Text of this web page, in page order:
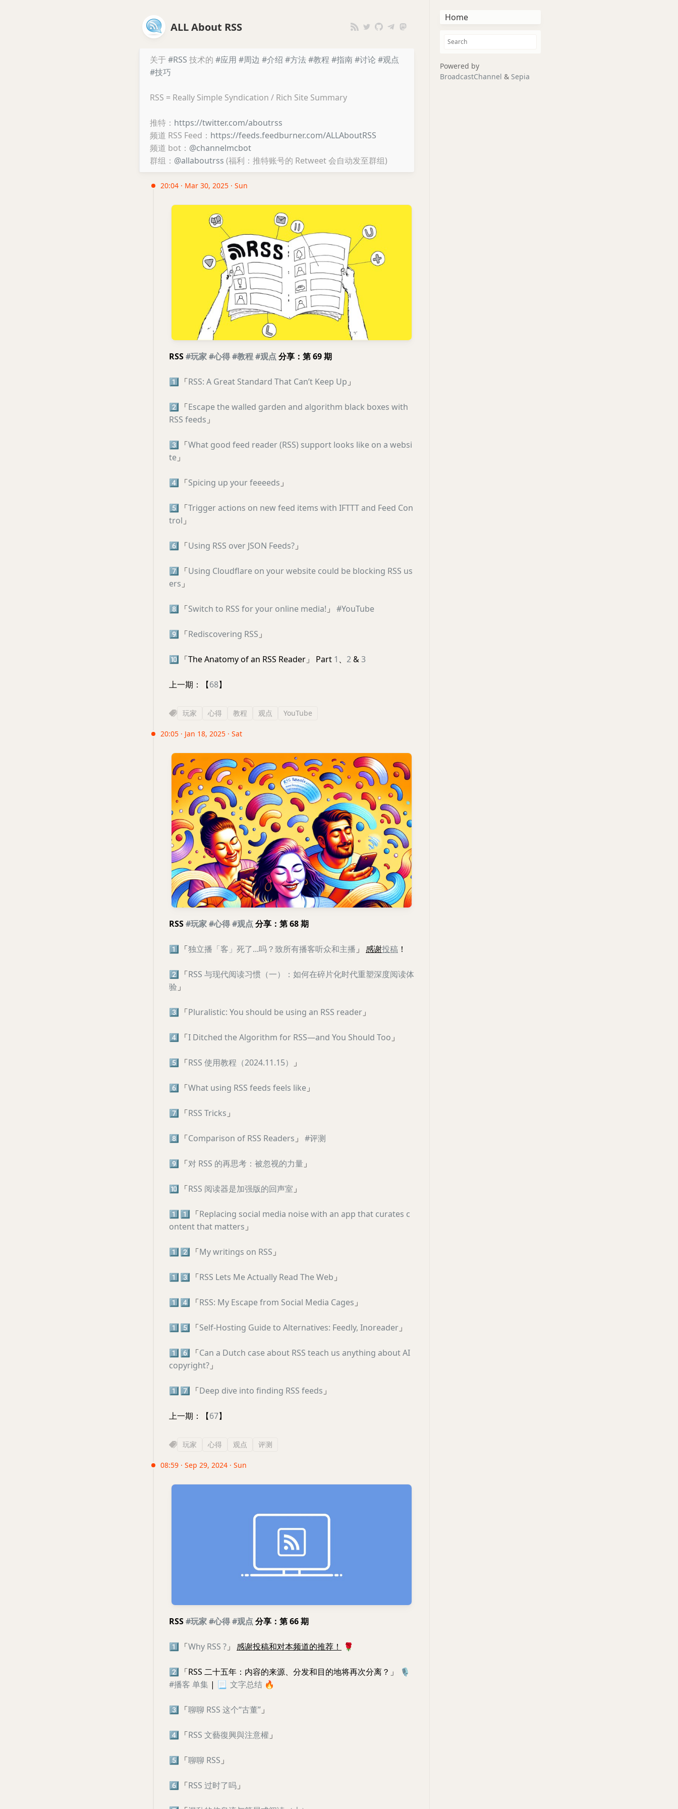
ALL About RSS
关于 #RSS 技术的 #应用 #周边 #介绍 #方法#教程 #指南#讨论 #观点
#技巧
RSS = Really Simple Syndication / Rich Site Summary
推特： https://twitter.com/aboutrss
频道 RSS Feed： https://feeds.feedburner.com/ALLAboutRSS
频道 bot： @channelmcbot
群组： @allaboutrss (福利：推特账号的 Retweet 会自动发至群组)
20:04 · Mar 30, 2025 · Sun
RSS#玩家#心得#教程#观点 分享：第 69 期
1️⃣ 「RSS: A Great Standard That Can’t Keep Up 」
2️⃣ 「Escape the walled garden and algorithm black boxes with
RSS feeds 」
3️⃣ 「What good feed reader (RSS) support looks like on a websi
te 」
4️⃣ 「Spicing up your feeeeds 」
5️⃣ 「Trigger actions on new feed items with IFTTT and Feed Con
trol 」
6️⃣ 「Using RSS over JSON Feeds? 」
7️⃣ 「Using Cloudflare on your website could be blocking RSS us
ers 」
8️⃣ 「Switch to RSS for your online media! 」 #YouTube
9️⃣ 「Rediscovering RSS 」
🔟 「The Anatomy of an RSS Reader」 Part 1 、 2&3
上一期：【68】
玩家 心得 教程 观点 YouTube
20:05 · Jan 18, 2025 · Sat
RSS#玩家#心得#观点 分享：第 68 期
1️⃣ 「独立播「客」死了...吗？致所有播客听众和主播 」 感谢投稿 ！
2️⃣ 「RSS 与现代阅读习惯（一）：如何在碎片化时代重塑深度阅读体
验 」
3️⃣ 「Pluralistic: You should be using an RSS reader 」
4️⃣ 「I Ditched the Algorithm for RSS—and You Should Too 」
5️⃣ 「RSS 使用教程（2024.11.15） 」
6️⃣ 「What using RSS feeds feels like 」
7️⃣ 「RSS Tricks 」
8️⃣ 「Comparison of RSS Readers 」 #评测
9️⃣ 「对 RSS 的再思考：被忽视的力量 」
🔟 「RSS 阅读器是加强版的回声室 」
1️⃣1️⃣ 「Replacing social media noise with an app that curates c
ontent that matters 」
1️⃣ 2️⃣ 「My writings on RSS 」
1️⃣3️⃣ 「RSS Lets Me Actually Read The Web 」
1️⃣ 4️⃣ 「RSS: My Escape from Social Media Cages 」
1️⃣5️⃣ 「Self-Hosting Guide to Alternatives: Feedly, Inoreader 」
1️⃣6️⃣ 「Can a Dutch case about RSS teach us anything about AI
copyright? 」
1️⃣ 7️⃣ 「Deep dive into finding RSS feeds 」
上一期：【67】
玩家 心得 观点 评测
08:59 · Sep 29, 2024 · Sun
RSS#玩家#心得#观点 分享：第 66 期
1️⃣ 「Why RSS ? 」 感谢投稿和对本频道的推荐！ 🌹
2️⃣ 「RSS 二十五年：内容的来源、分发和目的地将再次分离？」
🎙
#播客 单集 | 📃 文字总结 🔥
3️⃣ 「聊聊 RSS 这个“古董” 」
4️⃣ 「RSS 文藝復興與注意權 」
5️⃣ 「聊聊 RSS 」
6️⃣ 「RSS 过时了吗 」
Home
Powered by
BroadcastChannel & Sepia